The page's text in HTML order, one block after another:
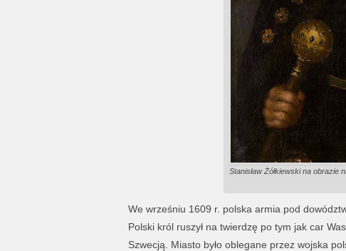
Stanisław Żółkiewski na obrazie
We wrześniu 1609 r. polska armia pod
Polski król ruszył na twierdzę po tym jak car
Szwecją. Miasto było oblegane przez wojska